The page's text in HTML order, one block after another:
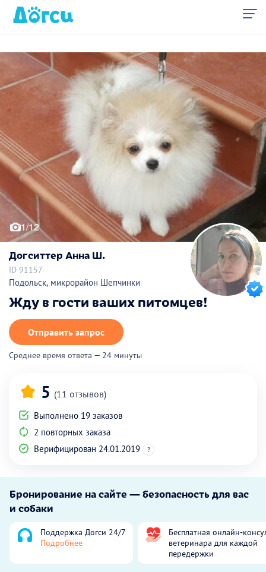
1/12
Догситтер Анна Ш.
ID 91157
Подольск, микрорайон Шепчинки
Жду в гости ваших питомцев!
Отправить запрос
Среднее время ответа — 24 минуты
5 (11 отзывов)
Выполнено 19 заказов
2 повторных заказа
Верифицирован 24.01.2019
?
Бронирование на сайте — безопасность для вас
и собаки
Поддержка Догси 24/7
Подробнее
Бесплатная онлайн-
ветеринара для каждой
передержки